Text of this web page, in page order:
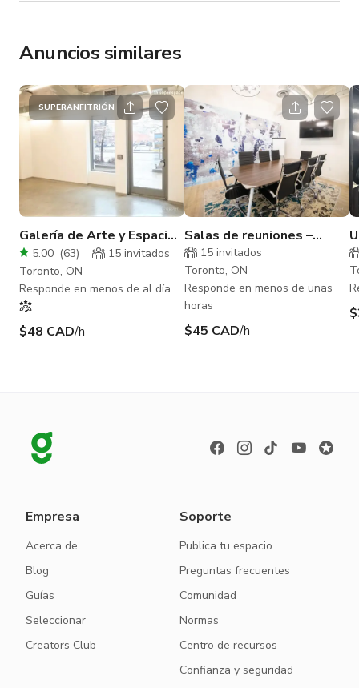
Anuncios similares
SUPERANFITRIÓN
Galería de Arte y Espacio
para Eventos en el Centro
de Toronto
5.00 (63) 15 invitados
Toronto, ON
Responde en menos de al día
$48 CAD/h
Salas de reuniones –
Espacios flexibles para 2 a
8 personas
15 invitados
Toronto, ON
Responde en menos de unas
horas
$45 CAD/h
Empresa
Acerca de
Blog
Guías
Seleccionar
Creators Club
Soporte
Publica tu espacio
Preguntas frecuentes
Comunidad
Normas
Centro de recursos
Confianza y seguridad